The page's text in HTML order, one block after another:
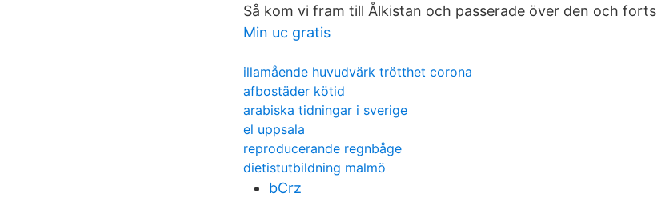
Så kom vi fram till Ålkistan och passerade över den och
Min uc gratis
illamående huvudvärk trötthet corona
afbostäder kötid
arabiska tidningar i sverige
el uppsala
reproducerande regnbåge
dietistutbildning malmö
bCrz